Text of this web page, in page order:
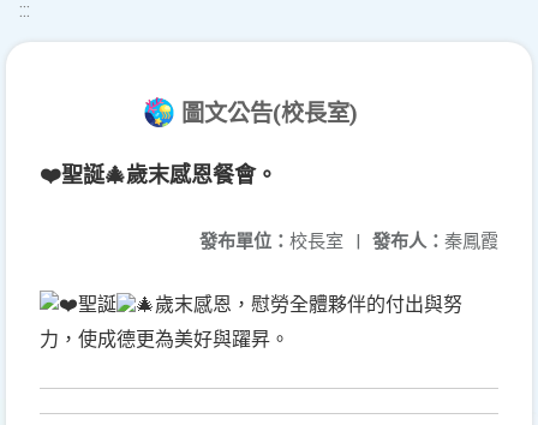
:::
圖文公告(校長室)
❤️聖誕🎄歲末感恩餐會。
發布人： 秦鳳霞
發布單位： 校長室 |
聖誕
歲末感恩，慰勞全體夥伴的付出與努
力，使成德更為美好與躍昇。